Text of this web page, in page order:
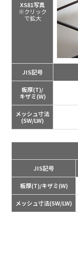
XS81写真
※クリック
で拡大
JIS記号
板厚(T)/
キザミ(W)
メッシュ寸法
(SW/LW)
JIS記号
板厚(T)/キザミ(W)
メッシュ寸法(SW/LW)